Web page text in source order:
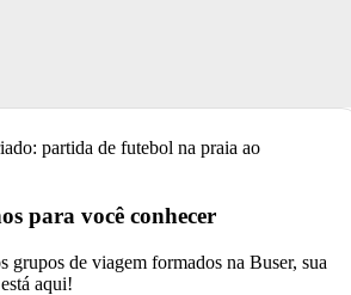
para você conhecer
grupos de viagem formados na Buser, sua
aqui!